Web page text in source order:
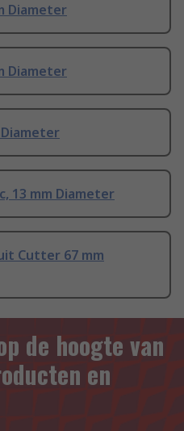
Diameter
Diameter
13 mm Diameter
Cutter 67 mm
de hoogte van
en